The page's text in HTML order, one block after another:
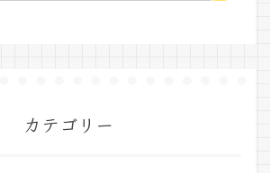
カテゴリー